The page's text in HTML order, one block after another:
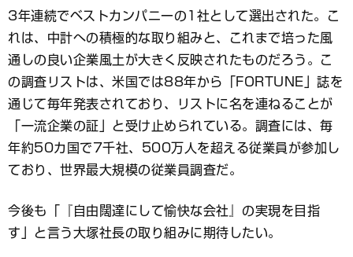
3年連続でベストカンパニーの1社として選出された。こ
れは、中計への積極的な取り組みと、これまで培った風
通しの良い企業風土が大きく反映されたものだろう。こ
の調査リストは、米国では88年から「FORTUNE」誌を
通じて毎年発表されており、リストに名を連ねることが
「一流企業の証」と受け止められている。調査には、毎
年約50カ国で7千社、500万人を超える従業員が参加し
ており、世界最大規模の従業員調査だ。
今後も「『自由闊達にして愉快な会社』の実現を目指
す」と言う大塚社長の取り組みに期待したい。